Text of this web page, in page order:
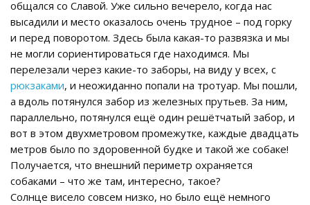
общался со Славой. Уже сильно вечерело, когда нас
высадили и место оказалось очень трудное – под горку
и перед поворотом. Здесь была какая-то развязка и мы
не могли сориентироваться где находимся. Мы
перелезали через какие-то заборы, на виду у всех, с
рюкзаками, и неожиданно попали на тротуар. Мы пошли,
а вдоль потянулся забор из железных прутьев. За ним,
параллельно, потянулся ещё один решётчатый забор, и
вот в этом двухметровом промежутке, каждые двадцать
метров было по здоровенной будке и такой же собаке!
Получается, что внешний периметр охраняется
собаками – что же там, интересно, такое?
Солнце висело совсем низко, но было ещё немного